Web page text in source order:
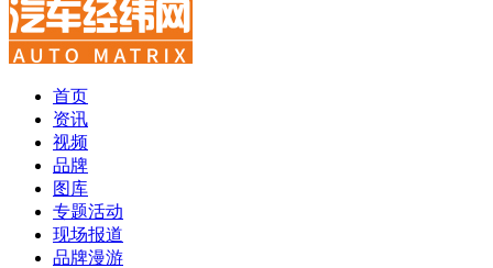
首页
资讯
视频
品牌
图库
专题活动
现场报道
品牌漫游